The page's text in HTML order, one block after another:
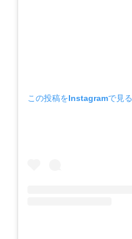
この投稿をInstagramで見る